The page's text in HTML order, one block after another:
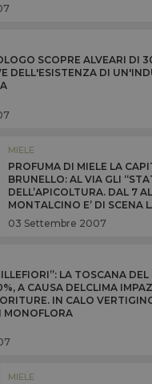
SCOPRE ALVEARI DI
DELL'ESISTENZA DI
MIELE
PROFUMA DI MIELE LA
BRUNELLO: AL VIA GLI
DELL’APICOLTURA. DAL 7
MONTALCINO E’ DI SCENA
MIELE” , CHE QUEST’ANNO
“GARIBALDI APICOLTORE”
03 Settembre 2007
LA TOSCANA
A CAUSA DELCLIMA
IN CALO
MONOFLORA
MIELE